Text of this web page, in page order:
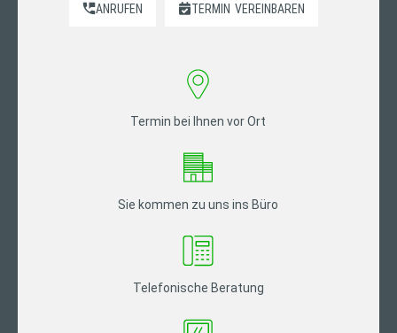
ANRUFEN TERMIN VEREINBAREN
Termin bei Ihnen vor Ort
Sie kommen zu uns ins Büro
Telefonische Beratung